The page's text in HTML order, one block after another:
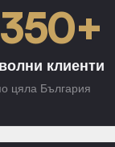
клиенти
цяла България